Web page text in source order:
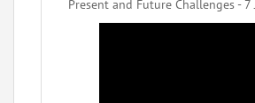
Present and Future Challenges - 7